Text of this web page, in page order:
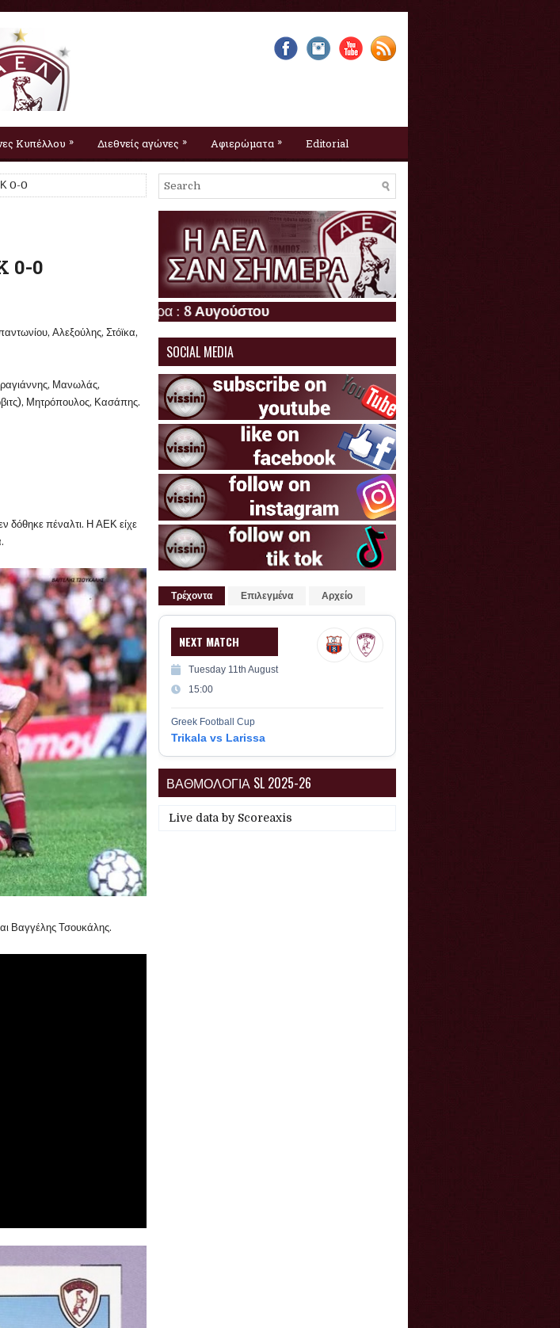
Κυπέλλου » Διεθνείς αγώνες » Αφιερώματα » Editorial
0-0
0-0
Αλεξούλης, Στόϊκα,
Μανωλάς,
Μητρόπουλος, Κασάπης.
δόθηκε πέναλτι. Η ΑΕΚ είχε
Βαγγέλης Τσουκάλης.
SOCIAL MEDIA
Τρέχοντα Επιλεγμένα Αρχείο
NEXT MATCH
Tuesday 11th August
15:00
Greek Football Cup
Trikala vs Larissa
ΒΑΘΜΟΛΟΓΙΑ SL 2025-26
Live data by Scoreaxis